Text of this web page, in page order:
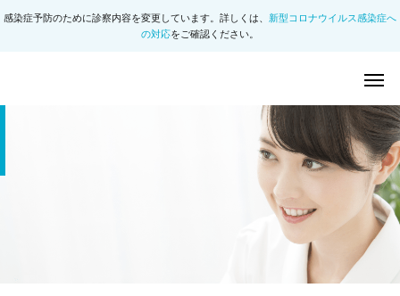
感染症予防のために診察内容を変更しています。詳しくは、 新型コロナウイルス感染症へ
の対応をご確認ください。